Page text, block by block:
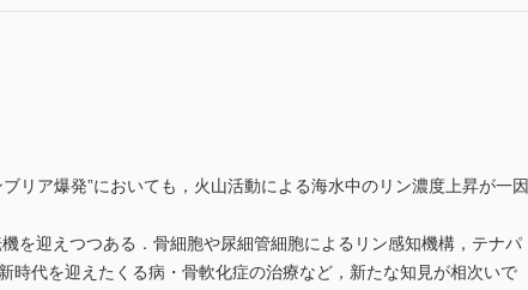
リア爆発”においても，火山活動による海水中のリン濃度上昇が一因
を迎えつつある．骨細胞や尿細管細胞によるリン感知機構，テナパ
時代を迎えたくる病・骨軟化症の治療など，新たな知見が相次いで